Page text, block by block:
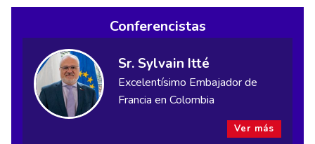
Conferencistas
Sr. Sylvain Itté
Excelentísimo Embajador de
Francia en Colombia
Ver más